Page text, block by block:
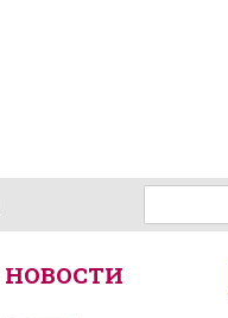
НОВОСТИ